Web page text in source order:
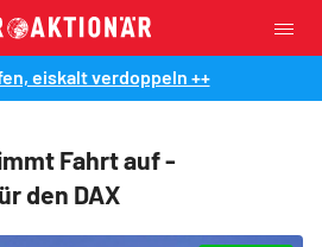
eiskalt verdoppeln ++
Fahrt auf -
den DAX